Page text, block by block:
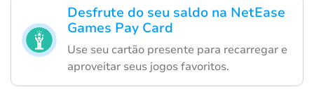
Desfrute do seu saldo na NetEase
Games Pay Card
Use seu cartão presente para recarregar e
aproveitar seus jogos favoritos.